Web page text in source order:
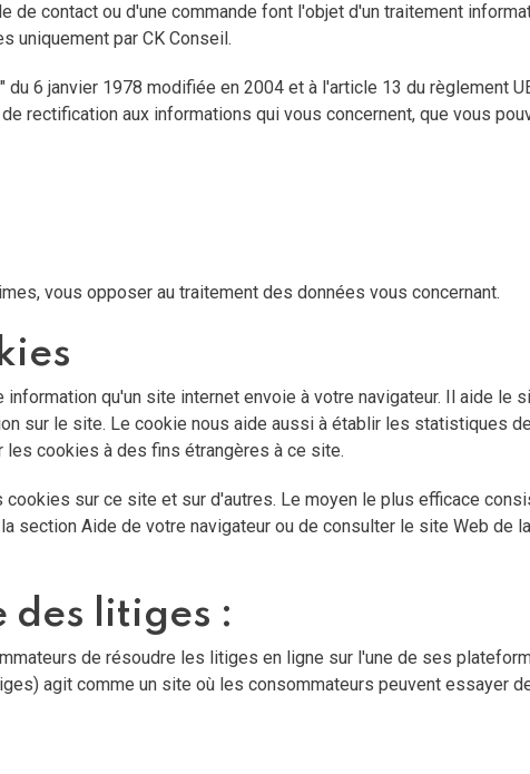
de contact ou d'une commande font l'objet d'un traitement
uniquement par CK Conseil.
6 janvier 1978 modifiée en 2004 et à l'article 13 du règlement
rectification aux informations qui vous concernent, que vous
vous opposer au traitement des données vous concernant.
qu'un site internet envoie à votre navigateur. Il aide le
sur le site. Le cookie nous aide aussi à établir les statistiques
cookies à des fins étrangères à ce site.
sur ce site et sur d'autres. Le moyen le plus efficace
section Aide de votre navigateur ou de consulter le site Web de la
des litiges :
de résoudre les litiges en ligne sur l'une de ses
) agit comme un site où les consommateurs peuvent essayer